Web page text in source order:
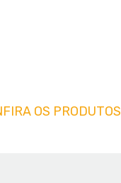
OS PRODUTOS